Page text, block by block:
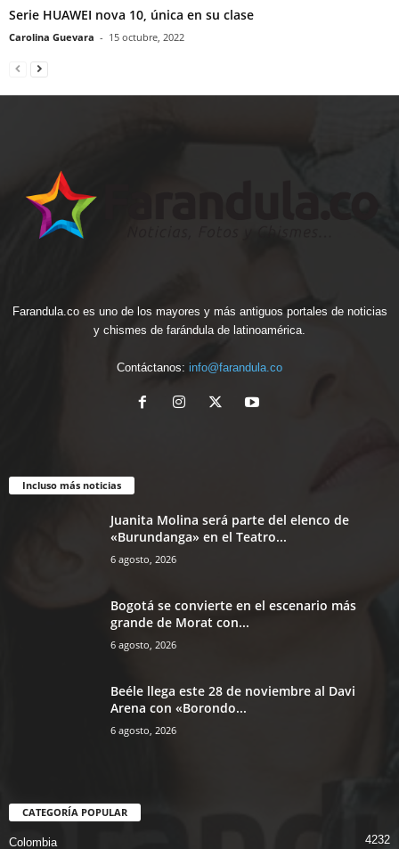
Serie HUAWEI nova 10, única en su clase
Carolina Guevara - 15 octubre, 2022
Farandula.co es uno de los mayores y más antiguos portales de noticias
y chismes de farándula de latinoamérica.
Contáctanos: info@farandula.co
Incluso más noticias
Juanita Molina será parte del elenco de
«Burundanga» en el Teatro...
6 agosto, 2026
Bogotá se convierte en el escenario más
grande de Morat con...
6 agosto, 2026
Beéle llega este 28 de noviembre al Davi
Arena con «Borondo...
6 agosto, 2026
CATEGORÍA POPULAR
Colombia 4232